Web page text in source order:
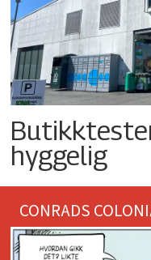
hyggelig
CONRADS